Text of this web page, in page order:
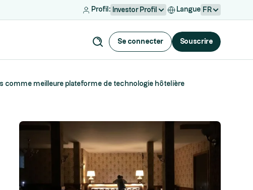
Profil: Investor Profil Langue FR
Se connecter Souscrire
comme meilleure plateforme de technologie hôtelière